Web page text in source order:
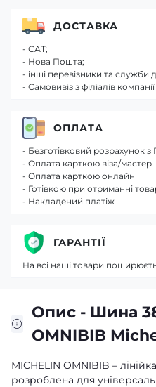
Опис - Шина
OMNIBIB
MICHELIN OMNIBIB –
розроблена для
ДОСТАВКА
- САТ;
- Нова Пошта;
- інші перевізники та служби
- Самовивіз з філіалів компанії
ОПЛАТА
- Безготівковий розрахунок
- Оплата карткою віза/мастер
- Оплата карткою онлайн
- Готівкою при отриманні
- Накладений платіж
ГАРАНТІЇ
На всі наші товари